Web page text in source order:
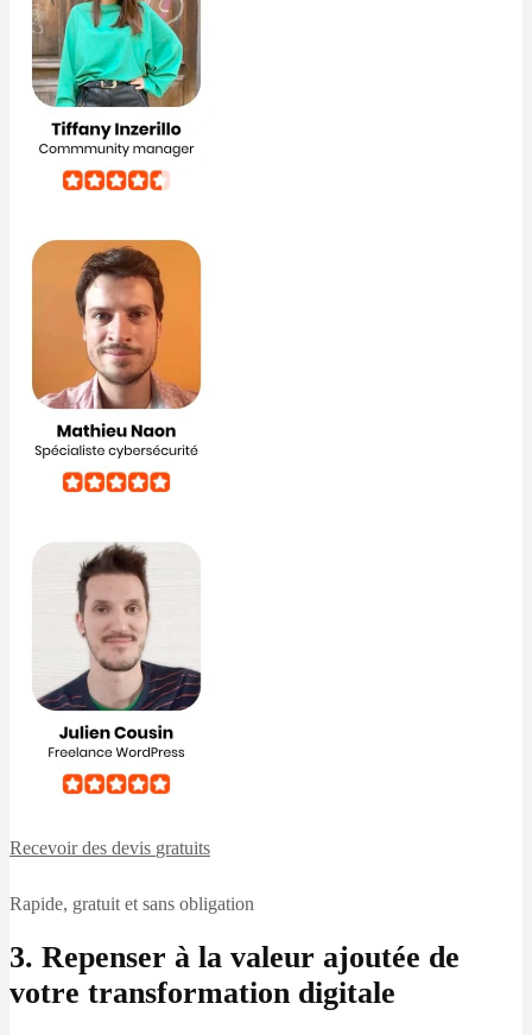
Recevoir des devis gratuits
Rapide, gratuit et sans obligation
3. Repenser à la valeur ajoutée de
votre transformation digitale